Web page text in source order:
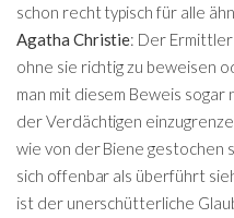
schon recht typisch für alle
Agatha Christie: Der
ohne sie richtig zu beweisen
man mit diesem Beweis
der Verdächtigen
wie von der Biene gestochen
sich offenbar als überführt
ist der unerschütterliche